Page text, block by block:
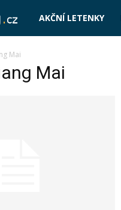
Travelmag.cz
AKČNÍ LETENKY
Mai
Mai